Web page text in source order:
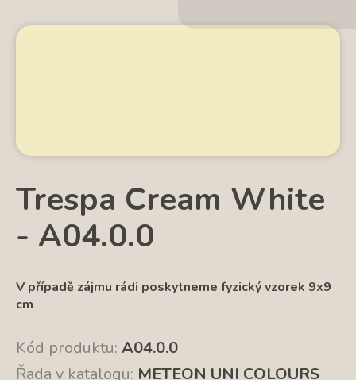
Trespa Cream White
- A04.0.0
V případě zájmu rádi poskytneme fyzický vzorek 9x9
cm
Kód produktu: A04.0.0
Řada v katalogu: METEON UNI COLOURS